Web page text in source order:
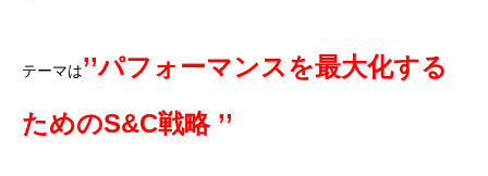
テーマは’’パフォーマンスを最大化する
ためのS&C戦略 ’’